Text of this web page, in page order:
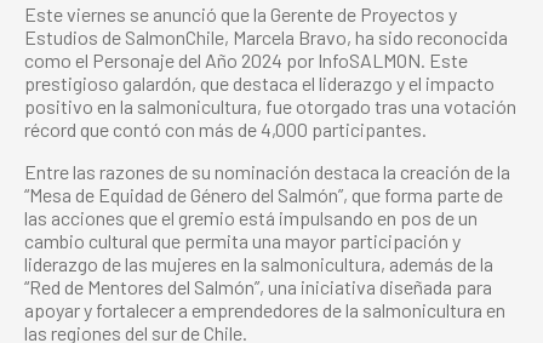
Este viernes se anunció que la Gerente de Proyectos y
Estudios de SalmonChile, Marcela Bravo, ha sido reconocida
como el Personaje del Año 2024 por InfoSALMON. Este
prestigioso galardón, que destaca el liderazgo y el impacto
positivo en la salmonicultura, fue otorgado tras una votación
récord que contó con más de 4,000 participantes.
Entre las razones de su nominación destaca la creación de la
“Mesa de Equidad de Género del Salmón”, que forma parte de
las acciones que el gremio está impulsando en pos de un
cambio cultural que permita una mayor participación y
liderazgo de las mujeres en la salmonicultura, además de la
“Red de Mentores del Salmón”, una iniciativa diseñada para
apoyar y fortalecer a emprendedores de la salmonicultura en
las regiones del sur de Chile.